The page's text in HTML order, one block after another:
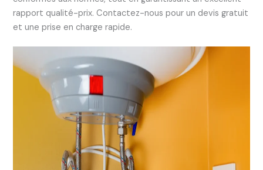
rapport qualité-prix. Contactez-nous pour un devis gratuit
et une prise en charge rapide.